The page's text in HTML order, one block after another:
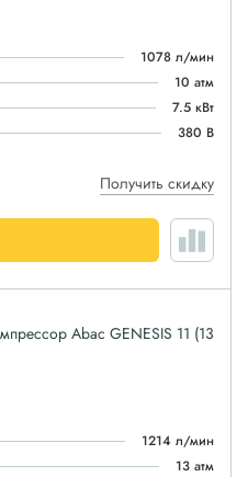
1078 л/мин
10 атм
7.5 кВт
380 В
Получить скидку
Abac GENESIS 11 (13
1214 л/мин
13 атм